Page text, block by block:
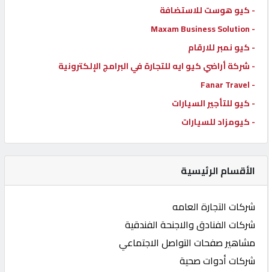
- كيو هوست للاستضافة
- Maxam Business Solution
- كيو نمبر للارقام
- شركة أراضي كيو ايه للتجارة في البرامج الإلكترونية
- Fanar Travel
- كيو للتأجير السيارات
- كيومزاد للسيارات
الأقسام الرئيسية
شركات التجارة العامه
شركات الفنادق والاجنحة الفندقية
مشاهير صفحات التواصل الاجتماعي
شركات أدوات صحية